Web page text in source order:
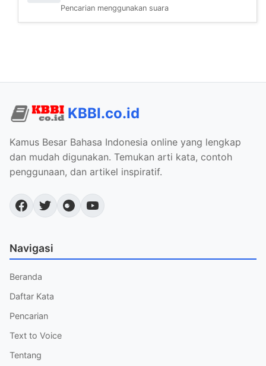
Pencarian menggunakan suara
KBBI.co.id
Kamus Besar Bahasa Indonesia online yang lengkap
dan mudah digunakan. Temukan arti kata, contoh
penggunaan, dan artikel inspiratif.
Navigasi
Beranda
Daftar Kata
Pencarian
Text to Voice
Tentang